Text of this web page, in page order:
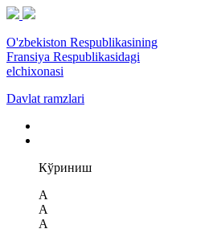
O'zbekiston Respublikasining
Fransiya Respublikasidagi
elchixonasi
Davlat ramzlari
Кўриниш
A
A
A